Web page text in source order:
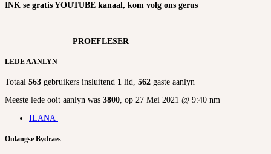
INK se gratis YOUTUBE kanaal, kom volg ons gerus
PROEFLESER
LEDE AANLYN
Totaal 563 gebruikers insluitend 1 lid, 562 gaste aanlyn
Meeste lede ooit aanlyn was 3800, op 27 Mei 2021 @ 9:40 nm
ILANA
Onlangse Bydraes